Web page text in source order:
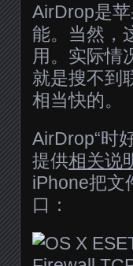
AirDrop是
能。当然，
用。实际情
就是搜不到
相当快的。
AirDrop“时
提供相关说
iPhone把文
口：